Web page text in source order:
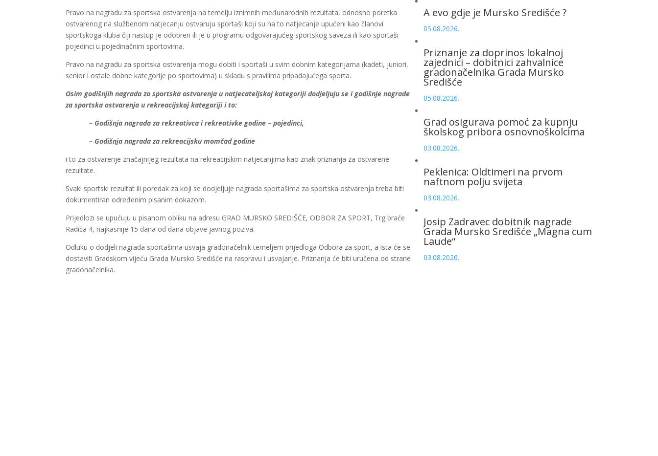
Pravo na nagradu za sportska ostvarenja na temelju iznimnih međunarodnih rezultata, odnosno poretka
ostvarenog na službenom natjecanju ostvaruju sportaši koji su na to natjecanje upućeni kao članovi
sportskoga kluba čiji nastup je odobren ili je u programu odgovarajućeg sportskog saveza ili kao sportaši
pojedinci u pojedinačnim sportovima.
Pravo na nagradu za sportska ostvarenja mogu dobiti i sportaši u svim dobnim kategorijama (kadeti, juniori,
senior i ostale dobne kategorije po sportovima) u skladu s pravilima pripadajućega sporta.
Osim godišnjih nagrada za sportska ostvarenja u natjecateljskoj kategoriji dodjeljuju se i godišnje nagrade
za sportska ostvarenja u rekreacijskoj kategoriji i to:
– Godišnja nagrada za rekreativca i rekreativke godine – pojedinci,
– Godišnja nagrada za rekreacijsku momčad godine
i to za ostvarenje značajnijeg rezultata na rekreacijskim natjecanjima kao znak priznanja za ostvarene
rezultate.
Svaki sportski rezultat ili poredak za koji se dodjeljuje nagrada sportašima za sportska ostvarenja treba biti
dokumentiran određenim pisanim dokazom.
Prijedlozi se upućuju u pisanom obliku na adresu GRAD MURSKO SREDIŠĆE, ODBOR ZA SPORT, Trg braće
Radića 4, najkasnije 15 dana od dana objave javnog poziva.
Odluku o dodjeli nagrada sportašima usvaja gradonačelnik temeljem prijedloga Odbora za sport, a ista će se
dostaviti Gradskom vijeću Grada Mursko Središće na raspravu i usvajanje. Priznanja će biti uručena od strane
gradonačelnika.
A evo gdje je Mursko Središće ?
05.08.2026.
Priznanje za doprinos lokalnoj
zajednici – dobitnici zahvalnice
gradonačelnika Grada Mursko
Središće
05.08.2026.
Grad osigurava pomoć za kupnju
školskog pribora osnovnoškolcima
03.08.2026.
Peklenica: Oldtimeri na prvom
naftnom polju svijeta
03.08.2026.
Josip Zadravec dobitnik nagrade
Grada Mursko Središće „Magna cum
Laude“
03.08.2026.